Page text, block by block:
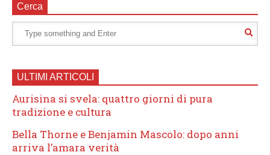
Cerca
ULTIMI ARTICOLI
Aurisina si svela: quattro giorni di pura
tradizione e cultura
Bella Thorne e Benjamin Mascolo: dopo anni
arriva l’amara verità